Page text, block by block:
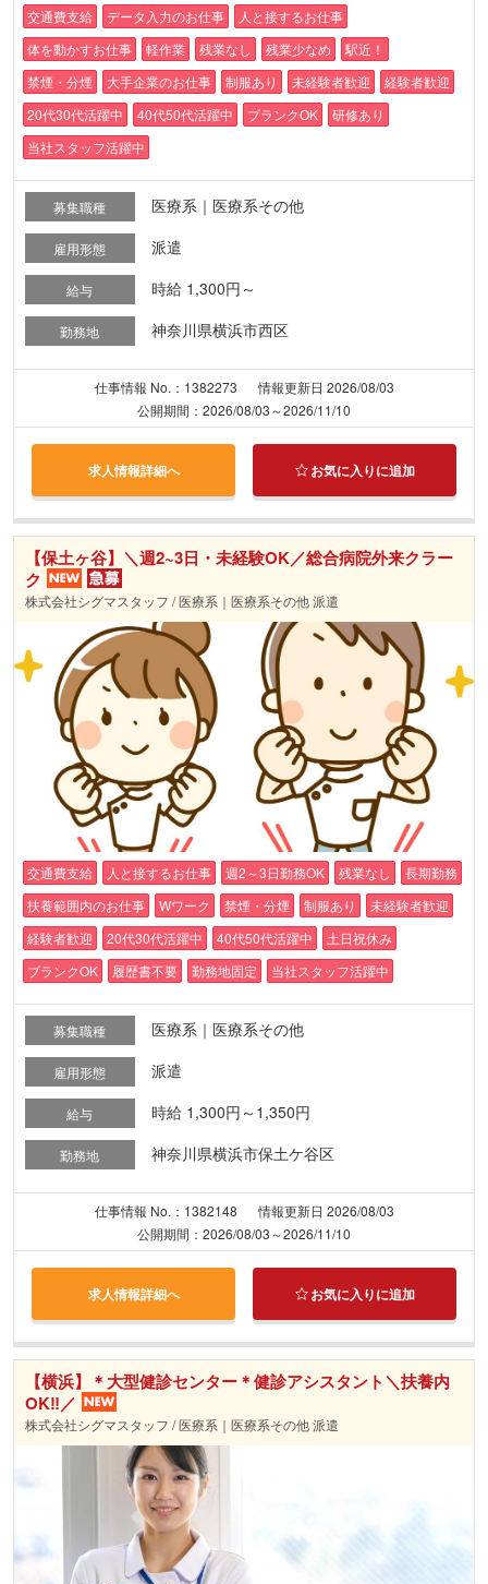
交通費支給 データ入力のお仕事
人と接するお仕事
体を動かすお仕事
軽作業 残業なし 残業少なめ
駅近！
禁煙・分煙
大手企業のお仕事 制服あり 未経験者歓迎
経験者歓迎
20代30代活躍中
40代50代活躍中 ブランクOK
研修あり
当社スタッフ活躍中
募集職種 医療系｜医療系その他
雇用形態 派遣
給与 時給 1,300円～
勤務地 神奈川県横浜市西区
仕事情報 No.：1382273
情報更新日 2026/08/03
公開期間：2026/08/03～2026/11/10
求人情報詳細へ お気に入りに追加
【保土ヶ谷】＼週2~3日・未経験OK／総合病院外来クラー
ク
株式会社シグマスタッフ / 医療系｜医療系その他 派遣
交通費支給 人と接するお仕事 週2～3日勤務OK 残業なし
長期勤務
扶養範囲内のお仕事
Wワーク 禁煙・分煙 制服あり
未経験者歓迎
経験者歓迎
20代30代活躍中 40代50代活躍中
土日祝休み
ブランクOK
履歴書不要 勤務地固定 当社スタッフ活躍中
募集職種 医療系｜医療系その他
雇用形態 派遣
給与 時給 1,300円～1,350円
勤務地 神奈川県横浜市保土ケ谷区
仕事情報 No.：1382148
情報更新日 2026/08/03
公開期間：2026/08/03～2026/11/10
求人情報詳細へ お気に入りに追加
【横浜】＊大型健診センター＊健診アシスタント＼扶養内
OK‼／
株式会社シグマスタッフ / 医療系｜医療系その他 派遣